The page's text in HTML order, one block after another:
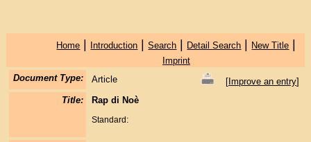
Home | Introduction |Search | Detail Search | New Title |
Imprint
Document Type:
Article [Improve an entry]
Title:
Rap di Noè
Standard: